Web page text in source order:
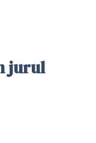
jurul